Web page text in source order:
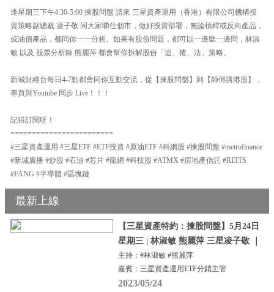
逢星期三下午4:30-5:00 揀股問盤 請來 三星資產運用（香港）有限公司機構投
資策略副總裁 凌子敬 同大家睇住個市，做好投資部署，無論槓桿或反向產品，
或油價產品，都同你一一分析。如果有股份問題，都可以一邊聽一邊問，林淑
敏 以及 股票分析師 熊麗萍 都會幫你拆解股份「追、揸、沽」策略。
新城財經台每日4-7點都會同你互動交流，從【揀股問盤】到【師傅講港股】，
專頁與Youtube 同步 Live！！！
記得訂閱呀！
========================
#三星資產運用 #三星ETF #ETF投資 #原油ETF #科網股 #揀股問盤 #metrofinance
#新城廣播 #炒股 #石油 #芯片 #龍網 #科技股 #ATMX #房地產信託 #REITS
#FANG #半導體 #區塊鏈
最新上線
【三星資產特約：揀股問盤】5月24日
星期三 | 林淑敏 熊麗萍 三星凌子敬 ｜
主持：#林淑敏 #熊麗萍
嘉賓：三星資產運用ETF分銷主管
2023/05/24